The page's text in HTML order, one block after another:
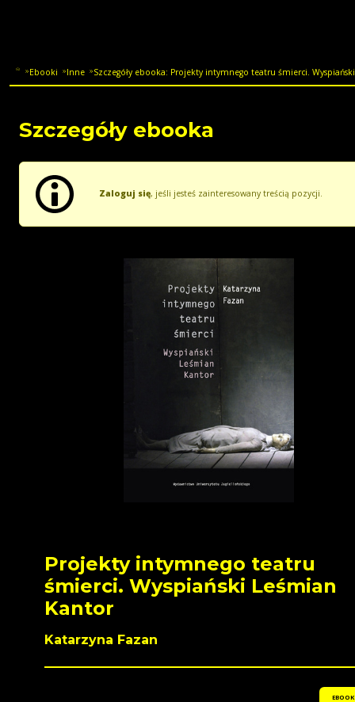
Ebooki Inne Szczegóły ebooka: Projekty intymnego teatru śmierci.
Szczegóły ebooka
Zaloguj się, jeśli jesteś zainteresowany treścią pozycji.
Projekty intymnego teatru
śmierci. Wyspiański Leśmian
Kantor
Katarzyna Fazan
EBOOK